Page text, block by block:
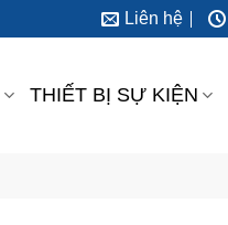
Liên hệ
THIẾT BỊ SỰ KIỆN